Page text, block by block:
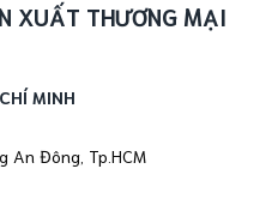
XUẤT THƯƠNG MẠI
MINH
An Đông, Tp.HCM